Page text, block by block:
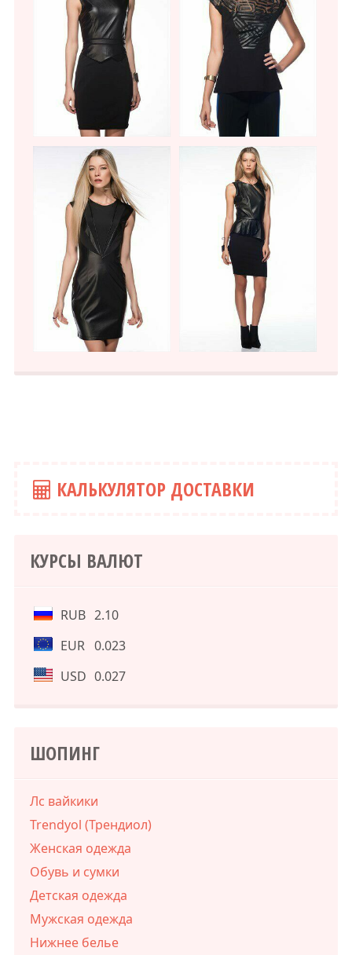
КАЛЬКУЛЯТОР ДОСТАВКИ
КУРСЫ ВАЛЮТ
RUB 2.10
EUR 0.023
USD 0.027
ШОПИНГ
Лс вайкики
Trendyol (Трендиол)
Женская одежда
Обувь и сумки
Детская одежда
Мужская одежда
Нижнее белье